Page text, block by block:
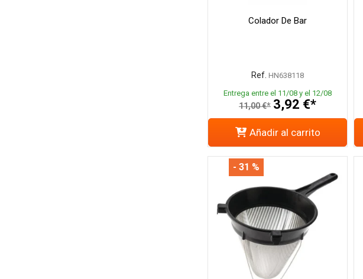
Colador De Bar
Ref. HN638118
Entrega entre el 11/08 y el 12/08
11,00 €* 3,92 €*
Añadir al carrito
- 31 %